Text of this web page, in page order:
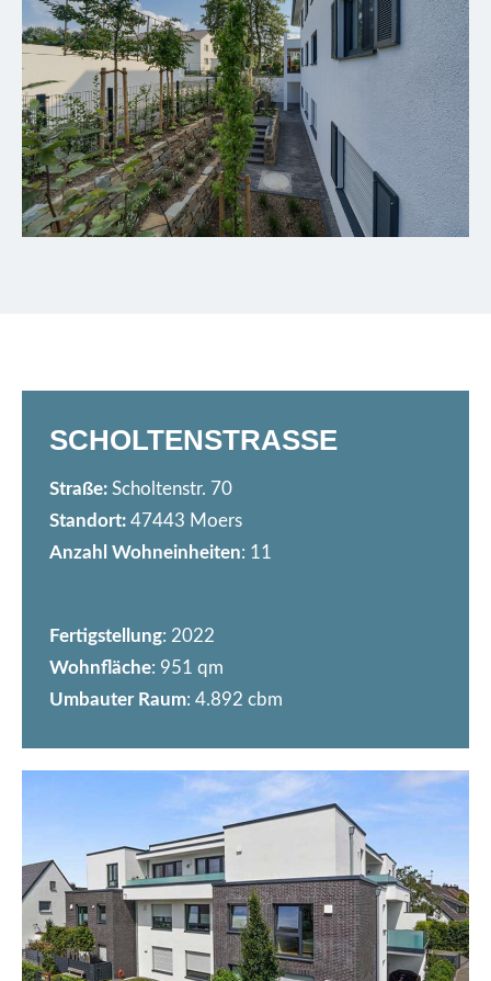
SCHOLTENSTRASSE
Straße: Scholtenstr. 70
Standort: 47443 Moers
Anzahl Wohneinheiten: 11
Fertigstellung: 2022
Wohnfläche: 951 qm
Umbauter Raum: 4.892 cbm